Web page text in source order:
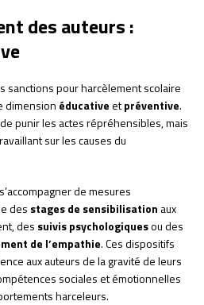
des auteurs :
sanctions pour harcèlement scolaire
dimension éducativeetpréventive.
punir les actes répréhensibles, mais
sur les causes du
de mesures
des stages de sensibilisation aux
des suivis psychologiquesou des
de l’empathie. Ces dispositifs
aux auteurs de la gravité de leurs
sociales et émotionnelles
harceleurs.